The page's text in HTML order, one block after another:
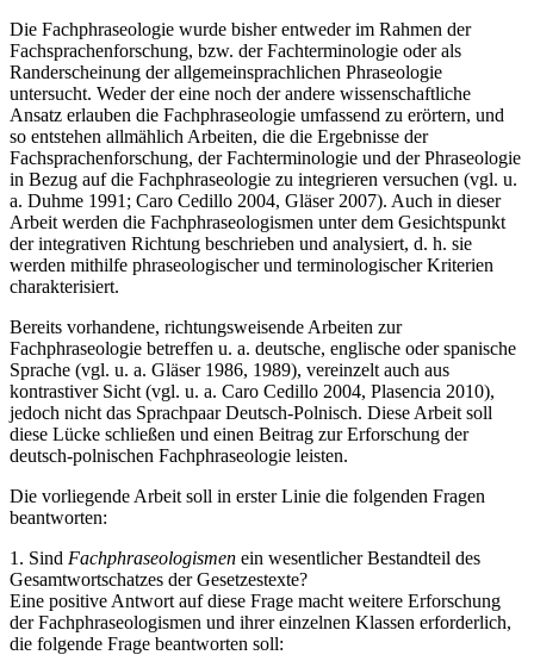
Die Fachphraseologie wurde bisher entweder im Rahmen der
Fachsprachenforschung, bzw. der Fachterminologie oder als
Randerscheinung der allgemeinsprachlichen Phraseologie
untersucht. Weder der eine noch der andere wissenschaftliche
Ansatz erlauben die Fachphraseologie umfassend zu erörtern, und
so entstehen allmählich Arbeiten, die die Ergebnisse der
Fachsprachenforschung, der Fachterminologie und der Phraseologie
in Bezug auf die Fachphraseologie zu integrieren versuchen (vgl. u.
a. Duhme 1991; Caro Cedillo 2004, Gläser 2007). Auch in dieser
Arbeit werden die Fachphraseologismen unter dem Gesichtspunkt
der integrativen Richtung beschrieben und analysiert, d. h. sie
werden mithilfe phraseologischer und terminologischer Kriterien
Bereits vorhandene, richtungsweisende Arbeiten zur
Fachphraseologie betreffen u. a. deutsche, englische oder spanische
Sprache (vgl. u. a. Gläser 1986, 1989), vereinzelt auch aus
kontrastiver Sicht (vgl. u. a. Caro Cedillo 2004, Plasencia 2010),
jedoch nicht das Sprachpaar Deutsch-Polnisch. Diese Arbeit soll
diese Lücke schließen und einen Beitrag zur Erforschung der
Die vorliegende Arbeit soll in erster Linie die folgenden Fragen
1.SindFachphraseologismenein wesentlicher Bestandteil des
Gesamtwortschatzes der Gesetzestexte?
Eine positive Antwort auf diese Frage macht weitere Erforschung
der Fachphraseologismen und ihrer einzelnen Klassen erforderlich,